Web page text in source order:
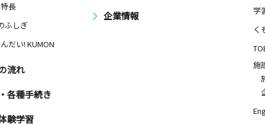
長
ふしぎ
だい! KUMON
流れ
各種手続き
験学習
企業情報
学
く
施